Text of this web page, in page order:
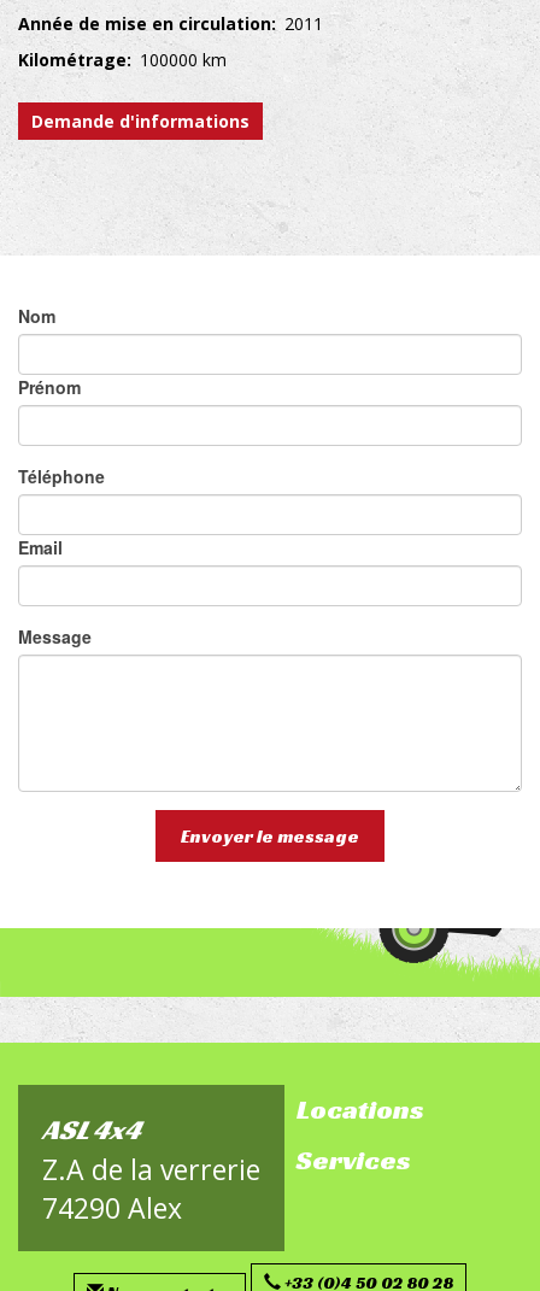
Année de mise en circulation
2011
Kilométrage
100000 km
Demande d'informations
Nom
Prénom
Téléphone
Email
Message
Envoyer le message
ASL 4x4
Z.A de la verrerie
74290 Alex
footer-
sitemap
Locations
Services
+33 (0)4 50 02 80 28